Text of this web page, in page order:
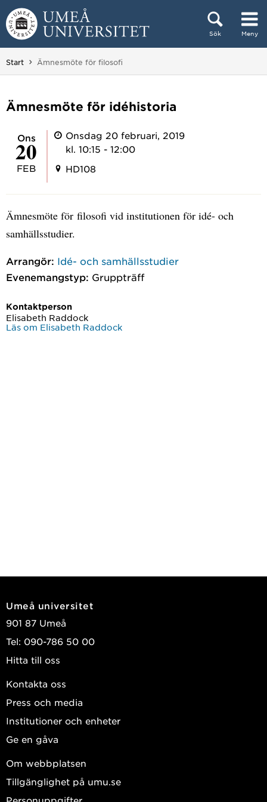
Hoppa direkt till innehållet
Sök Meny
Huvudmenyn dold.
Start Du är här:
Ämnesmöte för filosofi
Ämnesmöte för idéhistoria
ons
20
FEB
Onsdag 20 februari, 2019
kl. 10:15 - 12:00
HD108
Ämnesmöte för filosofi vid institutionen för idé- och
samhällsstudier.
Arrangör: Idé- och samhällsstudier
Evenemangstyp: Gruppträff
Kontaktperson
Elisabeth Raddock
Läs om Elisabeth Raddock
Umeå universitet
901 87 Umeå
Tel: 090-786 50 00
Hitta till oss
Kontakta oss
Press och media
Institutioner och enheter
Ge en gåva
Om webbplatsen
Tillgänglighet på umu.se